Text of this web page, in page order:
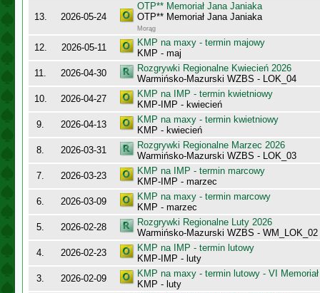
13. 2026-05-24
OTP** Memoriał Jana Janiaka
OTP** Memoriał Jana Janiaka
Morąg
12. 2026-05-11
KMP na maxy - termin majowy
KMP - maj
11.
2026-04-30
Rozgrywki Regionalne Kwiecień 2026
Warmińsko-Mazurski WZBS - LOK_04
10.
2026-04-27
KMP na IMP - termin kwietniowy
KMP-IMP - kwiecień
9.
2026-04-13
KMP na maxy - termin kwietniowy
KMP - kwiecień
8.
2026-03-31
Rozgrywki Regionalne Marzec 2026
Warmińsko-Mazurski WZBS - LOK_03
7.
2026-03-23
KMP na IMP - termin marcowy
KMP-IMP - marzec
6.
2026-03-09
KMP na maxy - termin marcowy
KMP - marzec
5.
2026-02-28
Rozgrywki Regionalne Luty 2026
Warmińsko-Mazurski WZBS - WM_LOK_02
4.
2026-02-23
KMP na IMP - termin lutowy
KMP-IMP - luty
3.
2026-02-09
KMP na maxy - termin lutowy - VI
KMP - luty